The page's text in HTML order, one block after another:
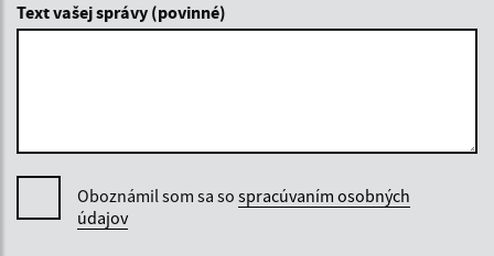
Text vašej správy (povinné)
Oboznámil som sa so spracúvaním osobných
údajov